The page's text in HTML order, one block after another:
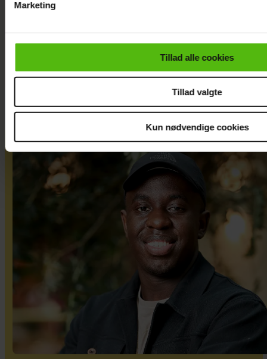
cookiepolitik.
Marketing
Tillad alle cookies
Tillad valgte
Kun nødvendige cookies